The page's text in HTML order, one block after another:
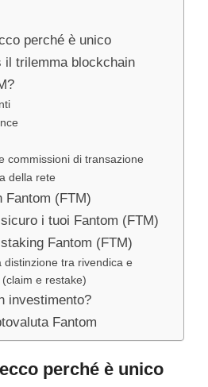
perché è unico
il trilemma blockchain
commissioni di transazione
della rete
Fantom (FTM)
i tuoi Fantom (FTM)
Fantom (FTM)
distinzione tra rivendica e
e restake)
investimento?
Fantom
perché è unico